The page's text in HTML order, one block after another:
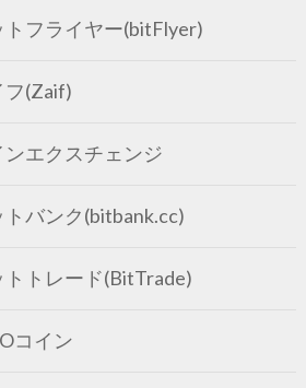
トフライヤー(bitFlyer)
フ(Zaif)
ンエクスチェンジ
トバンク(bitbank.cc)
トトレード(BitTrade)
コイン